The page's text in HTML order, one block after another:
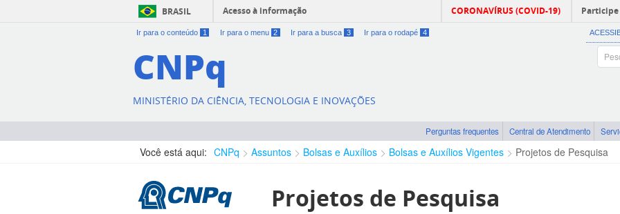
BRASIL Acesso à informação CORONAVÍRUS (COVID-19) Participe
Ir para o conteúdo 1 Ir para o menu 2 Ir para a busca 3 Ir para o rodapé 4
CNPq
MINISTÉRIO DA CIÊNCIA, TECNOLOGIA E INOVAÇÕES
Perguntas frequentes Central de Atendimento
Você está aqui: CNPq Assuntos Bolsas e Auxílios Bolsas e Auxílios Vigentes Projetos de Pesquisa
Projetos de Pesquisa